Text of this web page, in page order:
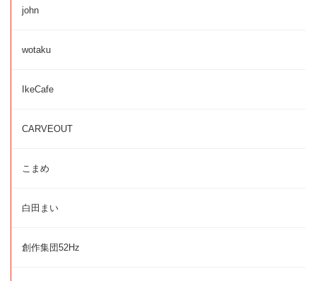
john
wotaku
IkeCafe
CARVEOUT
こまめ
白田まい
創作集団52Hz